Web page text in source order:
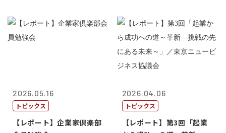
2026.05.16
トピックス
【レポート】企業家倶楽部
2026.04.06
トピックス
【レポート】第3回「起業